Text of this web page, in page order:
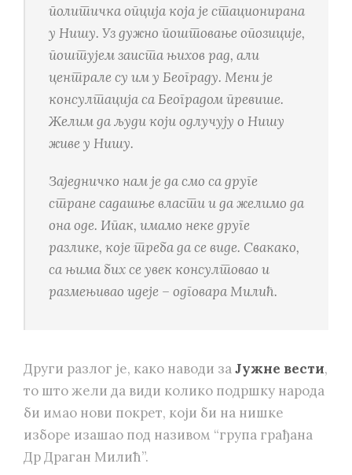
политичка опција која је стационирана
у Нишу. Уз дужно поштовање опозиције,
поштујем заиста њихов рад, али
централе су им у Београду. Мени је
консултација са Београдом превише.
Желим да људи који одлучују о Нишу
живе у Нишу.
Заједничко нам је да смо са друге
стране садашње власти и да желимо да
она оде. Ипак, имамо неке друге
разлике, које треба да се виде. Свакако,
са њима бих се увек консултовао и
размењивао идеје – одговара Милић.
Други разлог је, како наводи заЈужне вести,
то што жели да види колико подршку народа
би имао нови покрет, који би на нишке
изборе изашао под називом “група грађана
Др Драган Милић”.